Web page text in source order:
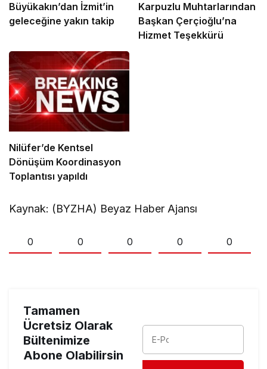
Büyükakın’dan İzmit’in
geleceğine yakın takip
Karpuzlu Muhtarlarından
Başkan Çerçioğlu’na
Hizmet Teşekkürü
Nilüfer’de Kentsel
Dönüşüm Koordinasyon
Toplantısı yapıldı
Kaynak: (BYZHA) Beyaz Haber Ajansı
0 0 0 0 0
Tamamen
Ücretsiz Olarak
Bültenimize
Abone Olabilirsin